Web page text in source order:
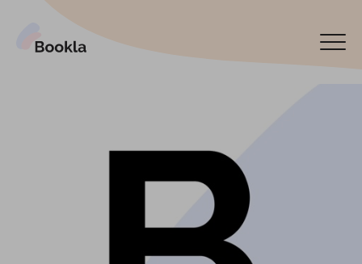
Reservar ahora
English